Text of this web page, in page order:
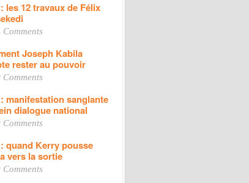
les 12 travaux de Félix
Comments
Joseph Kabila
rester au pouvoir
Comments
manifestation sanglante
dialogue national
Comments
quand Kerry pousse
vers la sortie
Comments